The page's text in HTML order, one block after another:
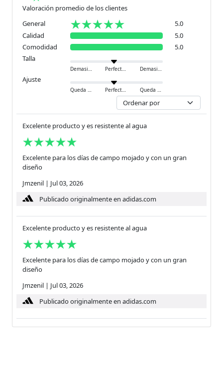
Valoración promedio de los clientes
General
5.0
Calidad
5.0
Comodidad
5.0
Talla
Demasiado pequeño Perfecto Demasiado grande
Ajuste
Queda ajustado Perfecto Queda holgado
Excelente producto y es resistente al agua
Excelente para los días de campo mojado y con un gran
diseño
Jmzenil | Jul 03, 2026
Publicado originalmente en adidas.com
Excelente producto y es resistente al agua
Excelente para los días de campo mojado y con un gran
diseño
Jmzenil | Jul 03, 2026
Publicado originalmente en adidas.com